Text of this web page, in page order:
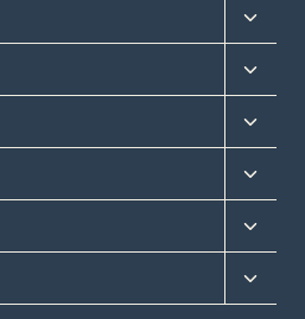
menu
filho
menu
filho
menu
filho
menu
filho
menu
filho
menu